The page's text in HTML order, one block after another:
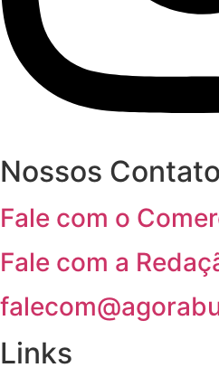
Nossos
Fale com o
Fale com a
Links